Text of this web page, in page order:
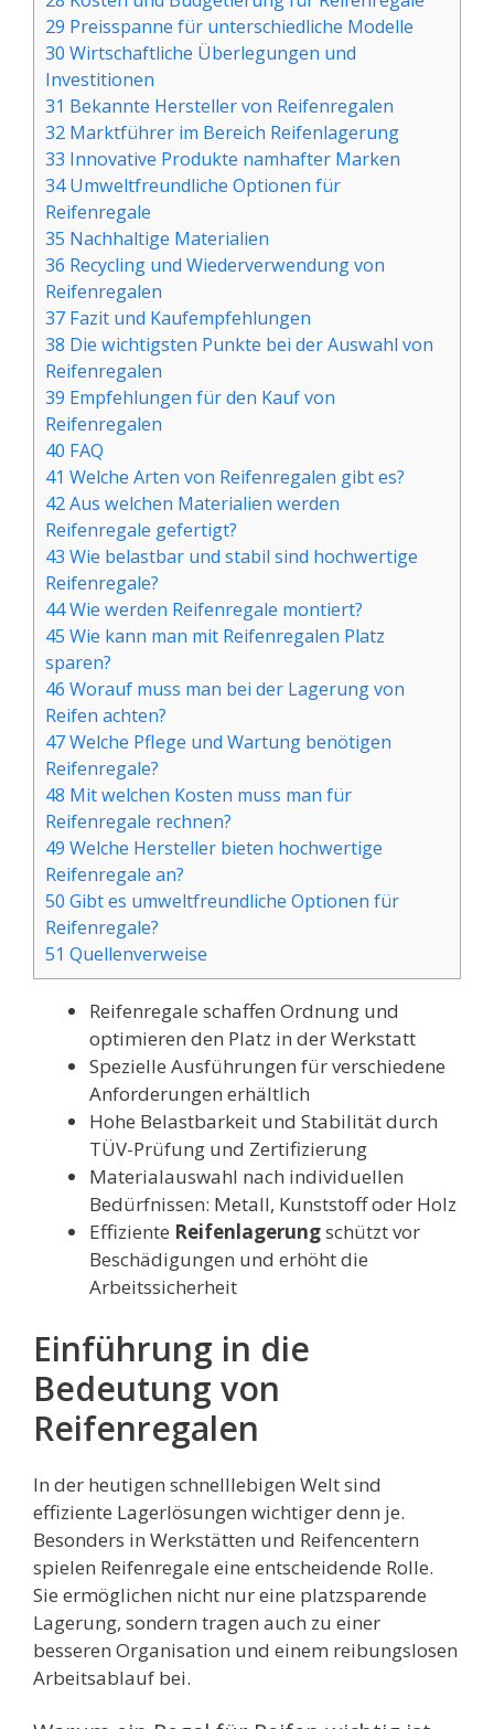
29 Preisspanne für unterschiedliche Modelle
30 Wirtschaftliche Überlegungen und
Investitionen
31 Bekannte Hersteller von Reifenregalen
32 Marktführer im Bereich Reifenlagerung
33 Innovative Produkte namhafter Marken
34 Umweltfreundliche Optionen für
Reifenregale
35 Nachhaltige Materialien
36 Recycling und Wiederverwendung von
Reifenregalen
37 Fazit und Kaufempfehlungen
38 Die wichtigsten Punkte bei der Auswahl von
Reifenregalen
39 Empfehlungen für den Kauf von
Reifenregalen
40 FAQ
41 Welche Arten von Reifenregalen gibt es?
42 Aus welchen Materialien werden
Reifenregale gefertigt?
43 Wie belastbar und stabil sind hochwertige
Reifenregale?
44 Wie werden Reifenregale montiert?
45 Wie kann man mit Reifenregalen Platz
sparen?
46 Worauf muss man bei der Lagerung von
Reifen achten?
47 Welche Pflege und Wartung benötigen
Reifenregale?
48 Mit welchen Kosten muss man für
Reifenregale rechnen?
49 Welche Hersteller bieten hochwertige
Reifenregale an?
50 Gibt es umweltfreundliche Optionen für
Reifenregale?
51 Quellenverweise
Reifenregale schaffen Ordnung und
optimieren den Platz in der Werkstatt
Spezielle Ausführungen für verschiedene
Anforderungen erhältlich
Hohe Belastbarkeit und Stabilität durch
TÜV-Prüfung und Zertifizierung
Materialauswahl nach individuellen
Bedürfnissen: Metall, Kunststoff oder Holz
Effiziente Reifenlagerungschützt vor
Beschädigungen und erhöht die
Arbeitssicherheit
Einführung in die
Bedeutung von
Reifenregalen
In der heutigen schnelllebigen Welt sind
effiziente Lagerlösungen wichtiger denn je.
Besonders in Werkstätten und Reifencentern
spielen Reifenregale eine entscheidende Rolle.
Sie ermöglichen nicht nur eine platzsparende
Lagerung, sondern tragen auch zu einer
besseren Organisation und einem reibungslosen
Arbeitsablauf bei.